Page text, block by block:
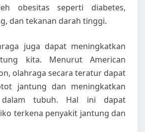
obesitas seperti diabetes,
dan tekanan darah tinggi.
juga dapat meningkatkan
kita. Menurut American
olahraga secara teratur dapat
jantung dan meningkatkan
tubuh. Hal ini dapat
terkena penyakit jantung dan